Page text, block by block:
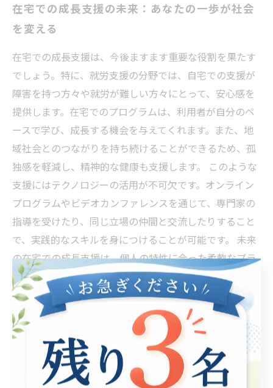
在宅での成長支援の未来：あなたの一歩が社会
を変える
在宅での成長支援は、今後ますます重要な役割を果たす
でしょう。特に、就労支援の分野では、自宅での支援が
障害を持つ方々や就労が難しい方々にとって、安心感を
提供します。在宅でのプログラムは、利用者が自分のペ
ースで学び、成長する機会を与えてくれます。また、地
域社会とのつながりを持ち続けることができるため、孤
独感を軽減し、精神的な健康も支援します。 このような
支援にはテクノロジーの活用が不可欠です。オンライン
プログラムやビデオカンファレンスを通じて、専門家の
指導を受けたり、同じ立場の仲間と交流したりすること
で、実践的なスキルを身につけることが可能です。 未来
の在宅での成長支援は、個人の特性に合った柔軟なプラ
ンを提供し、社会的な障壁を乗り越える力を育むものに
なるでしょう。あなたの一歩が、こうした変化を生み出
すきっかけとなるかもしれません。共に平等な社会を目
指しましょう。